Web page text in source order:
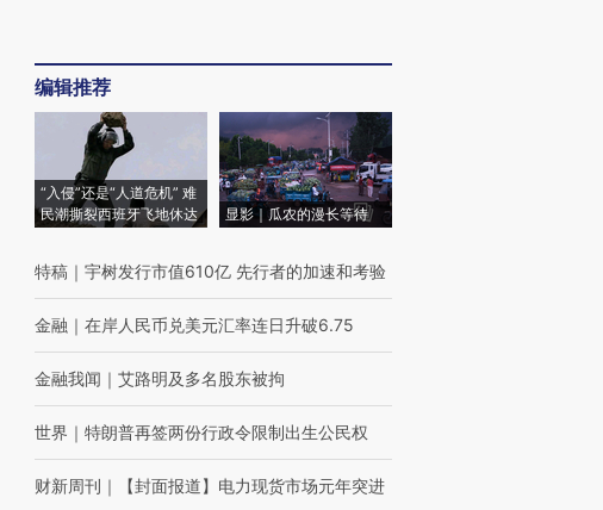
编辑推荐
“入侵”还是“人道危机” 难
民潮撕裂西班牙飞地休达
显影｜瓜农的漫长等待
特稿 ｜ 宇树发行市值610亿 先行者的加速和考验
金融 ｜ 在岸人民币兑美元汇率连日升破6.75
金融我闻 ｜ 艾路明及多名股东被拘
世界 ｜ 特朗普再签两份行政令限制出生公民权
财新周刊 ｜ 【封面报道】电力现货市场元年突进